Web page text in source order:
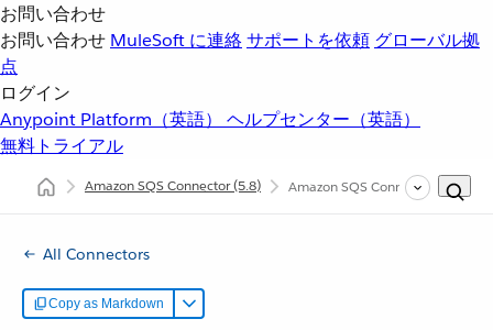
お問い合わせ
お問い合わせ MuleSoft に連絡サポートを依頼 グローバル拠
点
ログイン
Anypoint Platform（英語） ヘルプセンター（英語）
無料トライアル
Amazon SQS Connector(5.8) Amazon SQS Connector の追加
All Connectors
Copy as Markdown